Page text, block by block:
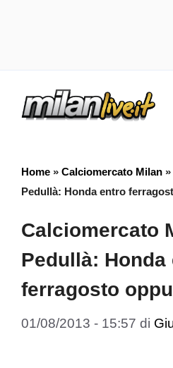
Home » Calciomercato Milan »
Pedullà: Honda entro
Calciomercato
Pedullà: Honda
ferragosto
01/08/2013 - 15:57 di